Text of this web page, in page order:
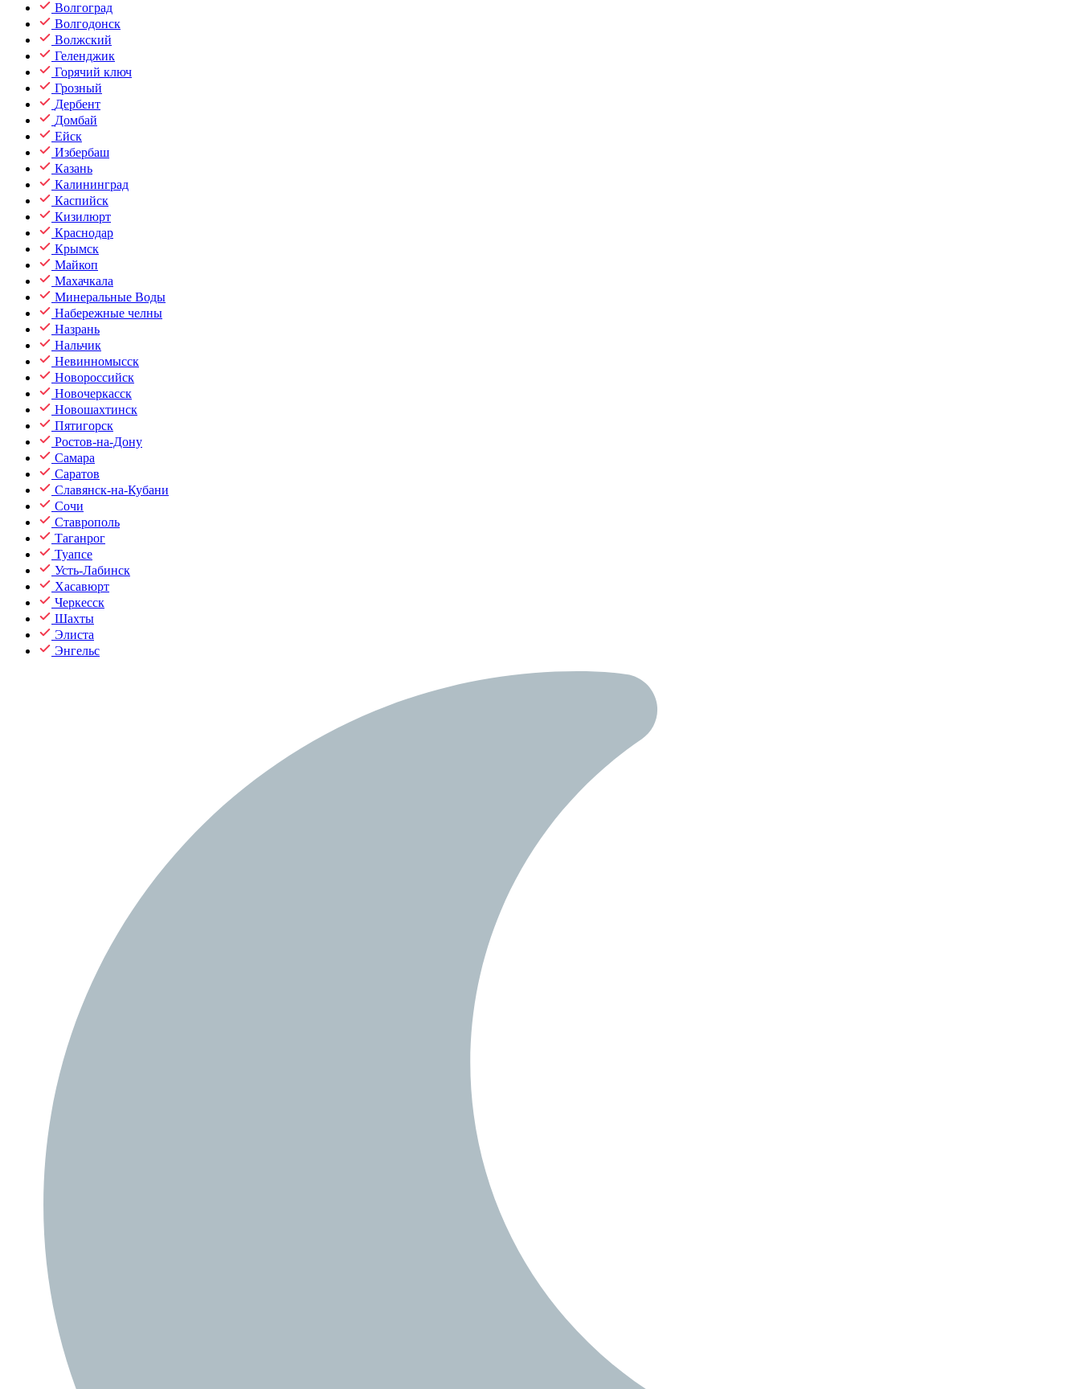
Волгоград
Волгодонск
Волжский
Геленджик
Горячий ключ
Грозный
Дербент
Домбай
Ейск
Избербаш
Казань
Калининград
Каспийск
Кизилюрт
Краснодар
Крымск
Майкоп
Махачкала
Минеральные Воды
Набережные челны
Назрань
Нальчик
Невинномысск
Новороссийск
Новочеркасск
Новошахтинск
Пятигорск
Ростов-на-Дону
Самара
Саратов
Славянск-на-Кубани
Сочи
Ставрополь
Таганрог
Туапсе
Усть-Лабинск
Хасавюрт
Черкесск
Шахты
Элиста
Энгельс